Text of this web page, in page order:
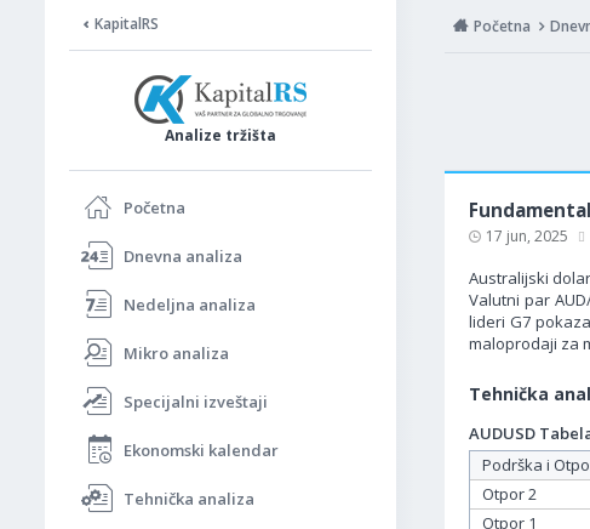
KapitalRS
Analize tržišta
Početna
Dnevna analiza
Nedeljna analiza
Mikro analiza
Specijalni izveštaji
Ekonomski kalendar
Tehnička analiza
Početna
17 jun, 2025
Australijski
Valutni par
lideri G7
maloprodaji za
Tehnička
AUDUSD
Podrška i
Otpor 2
Otpor 1